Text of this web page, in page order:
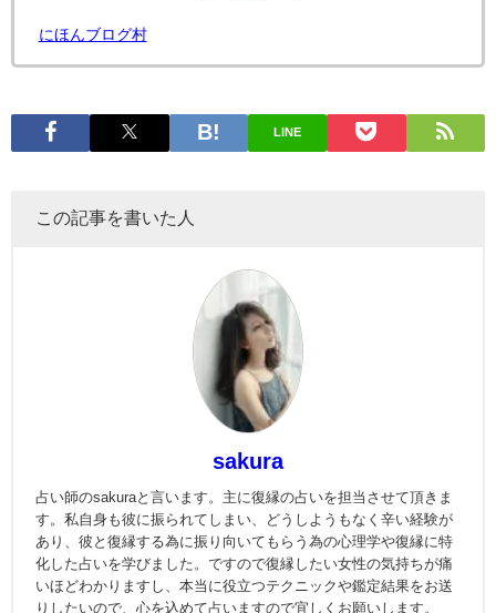
にほんブログ村
LINE
この記事を書いた人
sakura
占い師のsakuraと言います。主に復縁の占いを担当させて頂きま
す。私自身も彼に振られてしまい、どうしようもなく辛い経験が
あり、彼と復縁する為に振り向いてもらう為の心理学や復縁に特
化した占いを学びました。ですので復縁したい女性の気持ちが痛
いほどわかりますし、本当に役立つテクニックや鑑定結果をお送
りしたいので、心を込めて占いますので宜しくお願いします。